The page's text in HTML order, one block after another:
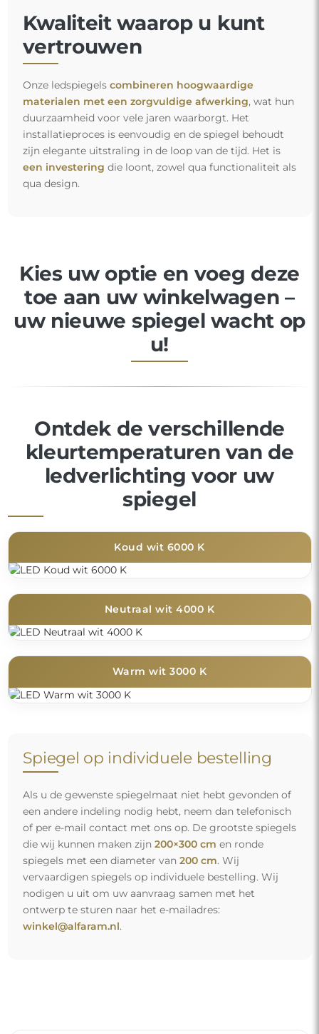
Kwaliteit waarop u kunt
vertrouwen
Onze ledspiegels combineren hoogwaardige
materialen met een zorgvuldige afwerking, wat hun
duurzaamheid voor vele jaren waarborgt. Het
installatieproces is eenvoudig en de spiegel behoudt
zijn elegante uitstraling in de loop van de tijd. Het is
een investering die loont, zowel qua functionaliteit als
qua design.
Kies uw optie en voeg deze
toe aan uw winkelwagen –
uw nieuwe spiegel wacht op
u!
Ontdek de verschillende
kleurtemperaturen van de
ledverlichting voor uw
spiegel
Koud wit 6000 K
Neutraal wit 4000 K
Warm wit 3000 K
Spiegel op individuele bestelling
Als u de gewenste spiegelmaat niet hebt gevonden of
een andere indeling nodig hebt, neem dan telefonisch
of per e-mail contact met ons op. De grootste spiegels
die wij kunnen maken zijn 200×300 cm en ronde
spiegels met een diameter van 200 cm. Wij
vervaardigen spiegels op individuele bestelling. Wij
nodigen u uit om uw aanvraag samen met het
ontwerp te sturen naar het e-mailadres:
winkel@alfaram.nl.